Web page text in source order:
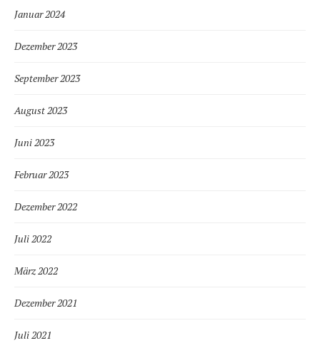
Januar 2024
Dezember 2023
September 2023
August 2023
Juni 2023
Februar 2023
Dezember 2022
Juli 2022
März 2022
Dezember 2021
Juli 2021